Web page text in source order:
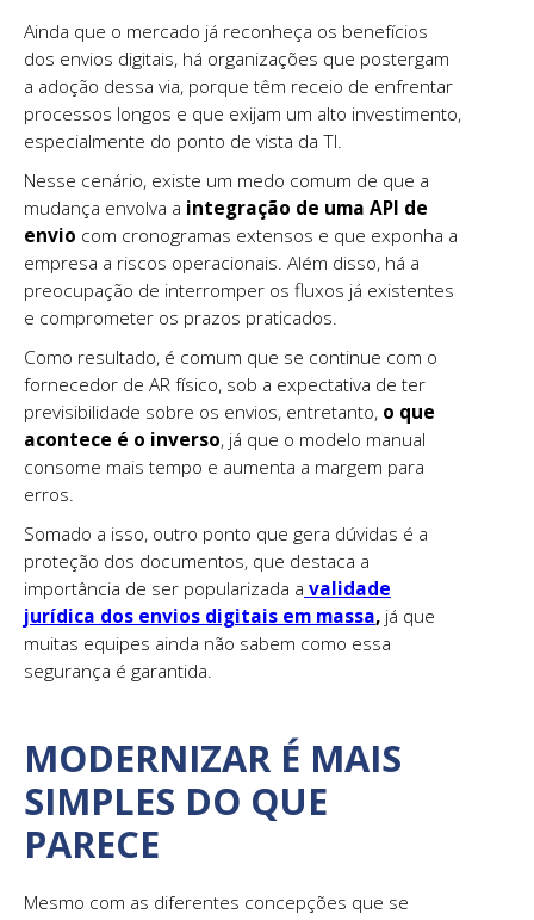
Ainda que o mercado já reconheça os benefícios
dos envios digitais, há organizações que postergam
a adoção dessa via, porque têm receio de enfrentar
processos longos e que exijam um alto investimento,
especialmente do ponto de vista da TI.
Nesse cenário, existe um medo comum de que a
mudança envolva a integração de uma API de
envio com cronogramas extensos e que exponha a
empresa a riscos operacionais. Além disso, há a
preocupação de interromper os fluxos já existentes
e comprometer os prazos praticados.
Como resultado, é comum que se continue com o
fornecedor de AR físico, sob a expectativa de ter
previsibilidade sobre os envios, entretanto, o que
acontece é o inverso, já que o modelo manual
consome mais tempo e aumenta a margem para
erros.
Somado a isso, outro ponto que gera dúvidas é a
proteção dos documentos, que destaca a
importância de ser popularizada a validade
jurídica dos envios digitais em massa, já que
muitas equipes ainda não sabem como essa
segurança é garantida.
MODERNIZAR É MAIS
SIMPLES DO QUE
PARECE
Mesmo com as diferentes concepções que se